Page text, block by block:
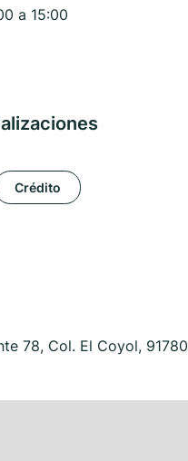
a 15:00
Crédito
78, Col. El Coyol, 91780